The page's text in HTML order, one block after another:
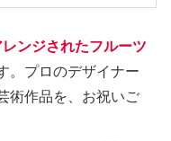
ンジされたフルーツ
。プロのデザイナー
術作品を、お祝いご